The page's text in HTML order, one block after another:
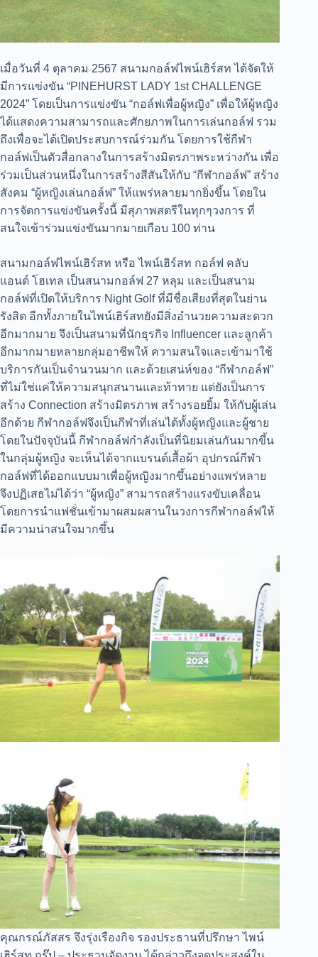
เมื่อวันที่ 4 ตุลาคม 2567 สนามกอล์ฟไพน์เฮิร์สท ได้จัดให้
มีการแข่งขัน “PINEHURST LADY 1st CHALLENGE
2024” โดยเป็นการแข่งขัน “กอล์ฟเพื่อผู้หญิง” เพื่อให้ผู้หญิง
ได้แสดงความสามารถและศักยภาพในการเล่นกอล์ฟ รวม
ถึงเพื่อจะได้เปิดประสบการณ์ร่วมกัน โดยการใช้กีฬา
กอล์ฟเป็นตัวสื่อกลางในการสร้างมิตรภาพระหว่างกัน เพื่อ
ร่วมเป็นส่วนหนึ่งในการสร้างสีสันให้กับ “กีฬากอล์ฟ” สร้าง
สังคม “ผู้หญิงเล่นกอล์ฟ” ให้แพร่หลายมากยิ่งขึ้น โดยใน
การจัดการแข่งขันครั้งนี้ มีสุภาพสตรีในทุกๆวงการ ที่
สนใจเข้าร่วมแข่งขันมากมายเกือบ 100 ท่าน
สนามกอล์ฟไพน์เฮิร์สท หรือ ไพน์เฮิร์สท กอล์ฟ คลับ
แอนด์ โฮเทล เป็นสนามกอล์ฟ 27 หลุม และเป็นสนาม
กอล์ฟที่เปิดให้บริการ Night Golf ที่มีชื่อเสียงที่สุดในย่าน
รังสิต อีกทั้งภายในไพน์เฮิร์สทยังมีสิ่งอำนวยความสะดวก
อีกมากมาย จึงเป็นสนามที่นักธุรกิจ Influencer และลูกค้า
อีกมากมายหลายกลุ่มอาชีพให้ ความสนใจและเข้ามาใช้
บริการกันเป็นจำนวนมาก และด้วยเสน่ห์ของ “กีฬากอล์ฟ”
ที่ไม่ใช่แค่ให้ความสนุกสนานและท้าทาย แต่ยังเป็นการ
สร้าง Connection สร้างมิตรภาพ สร้างรอยยิ้ม ให้กับผู้เล่น
อีกด้วย กีฬากอล์ฟจึงเป็นกีฬาที่เล่นได้ทั้งผู้หญิงและผู้ชาย
โดยในปัจจุบันนี้ กีฬากอล์ฟกำลังเป็นที่นิยมเล่นกันมากขึ้น
ในกลุ่มผู้หญิง จะเห็นได้จากแบรนด์เสื้อผ้า อุปกรณ์กีฬา
กอล์ฟที่ได้ออกแบบมาเพื่อผู้หญิงมากขึ้นอย่างแพร่หลาย
จึงปฏิเสธไม่ได้ว่า “ผู้หญิง” สามารถสร้างแรงขับเคลื่อน
โดยการนำแฟชั่นเข้ามาผสมผสานในวงการกีฬากอล์ฟให้
มีความน่าสนใจมากขึ้น
คุณกรณ์ภัสสร จึงรุ่งเรืองกิจ รองประธานที่ปรึกษา ไพน์